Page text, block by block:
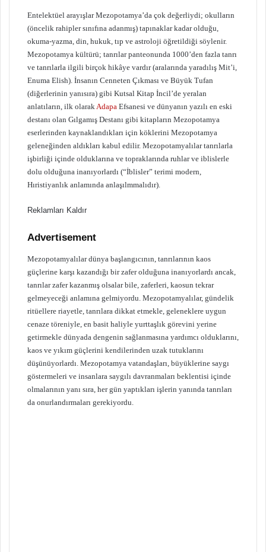
Entelektüel arayışlar Mezopotamya’da çok değerliydi; okulların
(öncelik rahipler sınıfına adanmış) tapınaklar kadar olduğu,
okuma-yazma, din, hukuk, tıp ve astroloji öğretildiği söylenir.
Mezopotamya kültürü; tanrılar panteonunda 1000’den fazla tanrı
ve tanrılarla ilgili birçok hikâye vardır (aralarında yaradılış Mit’i,
Enuma Elish). İnsanın Cenneten Çıkması ve Büyük Tufan
(diğerlerinin yanısıra) gibi Kutsal Kitap İncil’de yeralan
anlatıların, ilk olarak Adapa Efsanesi ve dünyanın yazılı en eski
destanı olan Gılgamış Destanı gibi kitapların Mezopotamya
eserlerinden kaynaklandıkları için köklerini Mezopotamya
geleneğinden aldıkları kabul edilir. Mezopotamyalılar tanrılarla
işbirliği içinde olduklarına ve topraklarında ruhlar ve iblislerle
dolu olduğuna inanıyorlardı (“İblisler” terimi modern,
Hıristiyanlık anlamında anlaşılmmalıdır).
Reklamları Kaldır
Advertisement
Mezopotamyalılar dünya başlangıcının, tanrılarının kaos
güçlerine karşı kazandığı bir zafer olduğuna inanıyorlardı ancak,
tanrılar zafer kazanmış olsalar bile, zaferleri, kaosun tekrar
gelmeyeceği anlamına gelmiyordu. Mezopotamyalılar, gündelik
ritüellere riayetle, tanrılara dikkat etmekle, geleneklere uygun
cenaze töreniyle, en basit haliyle yurttaşlık görevini yerine
getirmekle dünyada dengenin sağlanmasına yardımcı olduklarını,
kaos ve yıkım güçlerini kendilerinden uzak tutuklarını
düşünüyorlardı. Mezopotamya vatandaşları, büyüklerine saygı
göstermeleri ve insanlara saygılı davranmaları beklentisi içinde
olmalarının yanı sıra, her gün yaptıkları işlerin yanında tanrıları
da onurlandırmaları gerekiyordu.